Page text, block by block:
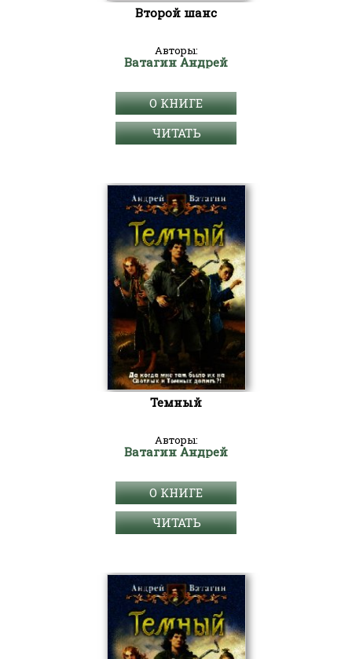
Второй шанс
Авторы:
Ватагин Андрей
О КНИГЕ
ЧИТАТЬ
Темный
Авторы:
Ватагин Андрей
О КНИГЕ
ЧИТАТЬ